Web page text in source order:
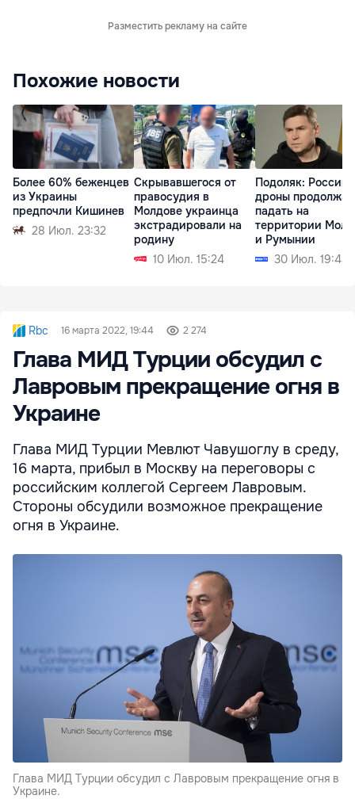
Разместить рекламу на сайте
Похожие новости
Более 60% беженцев
из Украины
предпочли Кишинев
28 Июл. 23:32
Скрывавшегося от
правосудия в
Молдове украинца
экстрадировали на
родину
10 Июл. 15:24
Подоляк:
дроны продолжат
падать на
территории
и Румынии
30 Июл. 19:44
Rbc 16 марта 2022, 19:44 2 274
Глава МИД Турции обсудил с
Лавровым прекращение огня в
Украине
Глава МИД Турции Мевлют Чавушоглу в среду,
16 марта, прибыл в Москву на переговоры с
российским коллегой Сергеем Лавровым.
Стороны обсудили возможное прекращение
огня в Украине.
Глава МИД Турции обсудил с Лавровым прекращение огня в
Украине.